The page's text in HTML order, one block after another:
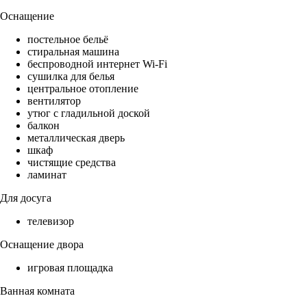
Оснащение
постельное бельё
стиральная машина
беспроводной интернет Wi-Fi
сушилка для белья
центральное отопление
вентилятор
утюг с гладильной доской
балкон
металлическая дверь
шкаф
чистящие средства
ламинат
Для досуга
телевизор
Оснащение двора
игровая площадка
Ванная комната